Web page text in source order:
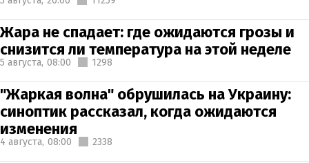
Жара не спадает: где ожидаются грозы и
снизится ли температура на этой неделе
5 августа, 08:00 1298
"Жаркая волна" обрушилась на Украину:
синоптик рассказал, когда ожидаются
изменения
4 августа, 08:00 2338